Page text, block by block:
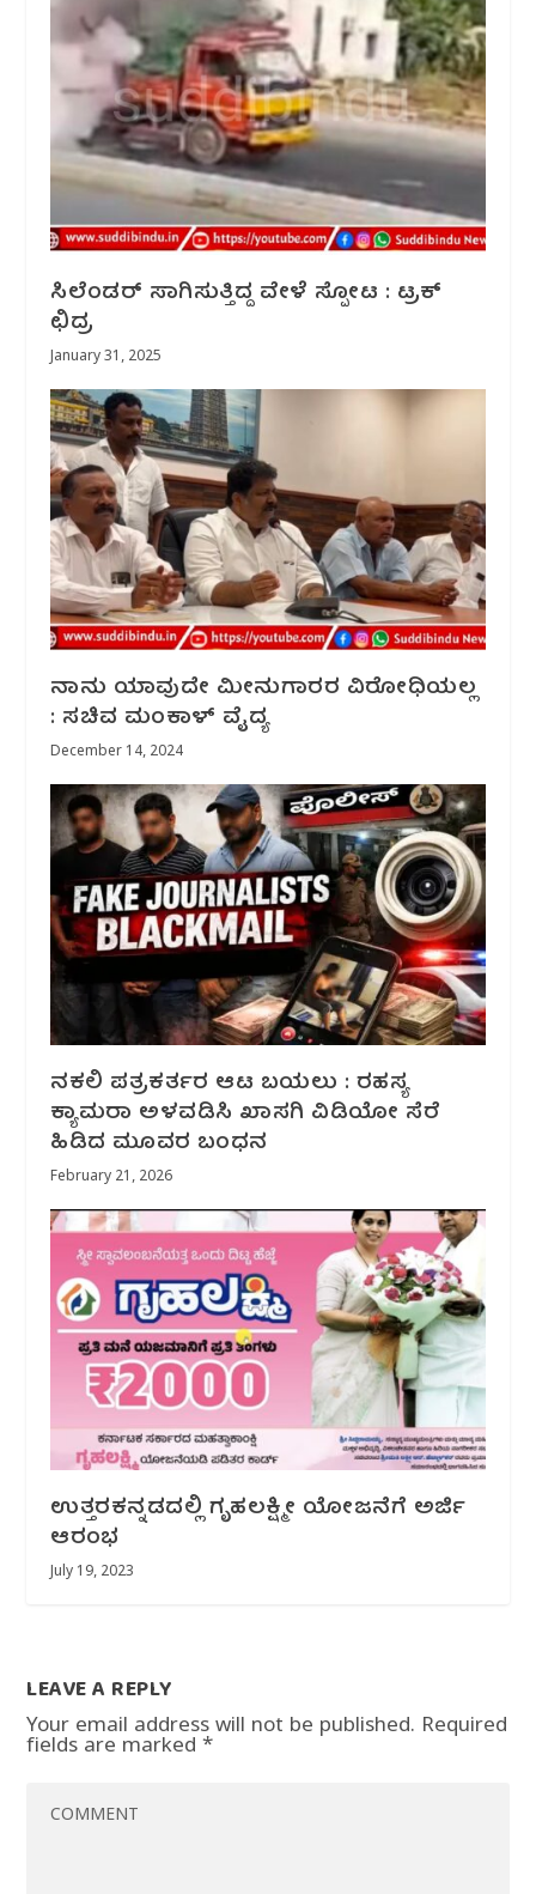
ಸಿಲೆಂಡರ್ ಸಾಗಿಸುತ್ತಿದ್ದ ವೇಳೆ ಸ್ಪೋಟ : ಟ್ರಕ್
ಛಿದ್ರ
January 31, 2025
ನಾನು ಯಾವುದೇ ಮೀನುಗಾರರ‌ ವಿರೋಧಿಯಲ್ಲ
: ಸಚಿವ ಮಂಕಾಳ್ ವೈದ್ಯ
December 14, 2024
ನಕಲಿ ಪತ್ರಕರ್ತರ ಆಟ ಬಯಲು : ರಹಸ್ಯ
ಕ್ಯಾಮರಾ ಅಳವಡಿಸಿ ಖಾಸಗಿ ವಿಡಿಯೋ ಸೆರೆ
ಹಿಡಿದ ಮೂವರ ಬಂಧನ
February 21, 2026
ಉತ್ತರಕನ್ನಡದಲ್ಲಿ ಗೃಹಲಕ್ಷ್ಮೀ ಯೋಜನೆಗೆ ಅರ್ಜಿ
ಆರಂಭ
July 19, 2023
LEAVE A REPLY
Your email address will not be published. Required
fields are marked*